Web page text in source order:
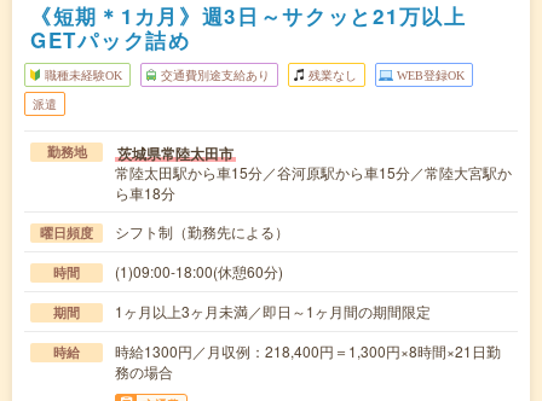
《短期＊1カ月》週3日～サクッと21万以上
GETパック詰め
職種未経験OK 交通費別途支給あり 残業なし WEB登録OK
派遣
勤務地 茨城県常陸太田市
常陸太田駅から車15分／谷河原駅から車15分／常陸大宮駅か
ら車18分
曜日頻度 シフト制（勤務先による）
時間 (1)09:00-18:00(休憩60分)
期間 1ヶ月以上3ヶ月未満／即日～1ヶ月間の期間限定
時給
時給1300円／月収例：218,400円＝1,300円×8時間×21日勤
務の場合